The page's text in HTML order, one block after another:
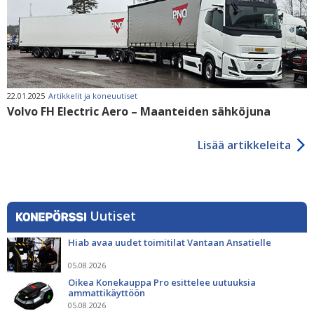
22.01.2025 Artikkelit ja koneuutiset
Volvo FH Electric Aero – Maanteiden sähköjuna
Lisää artikkeleita
Uutiset
Hiab avaa uudet toimitilat Vantaan Ansatielle
05.08.2026
Oikea Konekauppa Pro esittelee uutuuksia
ammattikäyttöön
05.08.2026